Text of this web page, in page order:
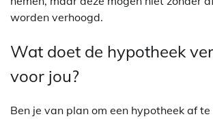
worden verhoogd.
Wat doet de hypotheek
voor jou?
Ben je van plan om een hypotheek af